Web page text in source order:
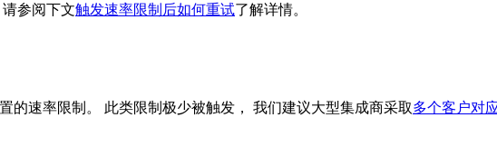
参阅下文触发速率限制后如何重试了解详情。
的速率限制。 此类限制极少被触发， 我们建议大型集成商采取多个客户对